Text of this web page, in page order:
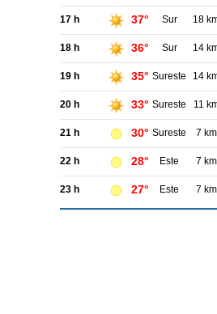
17 h 37° Sur 18
18 h 36° Sur 14
19 h 35° Sureste 14
20 h 33° Sureste 11
21 h 30° Sureste 7
22 h 28° Este 7
23 h 27° Este 7